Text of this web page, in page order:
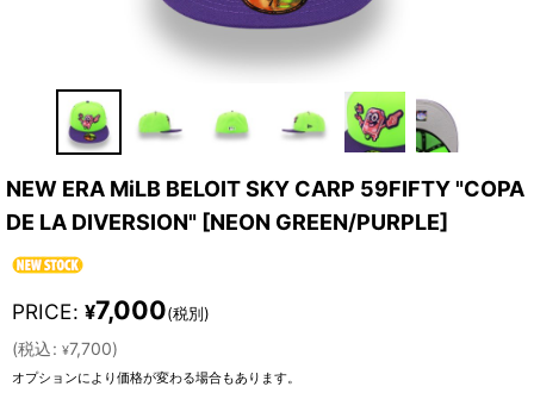
NEW ERA MiLB BELOIT SKY CARP 59FIFTY "COPA
DE LA DIVERSION" [NEON GREEN/PURPLE]
PRICE: ¥7,000(税別)
(税込: ¥7,700)
オプションにより価格が変わる場合もあります。